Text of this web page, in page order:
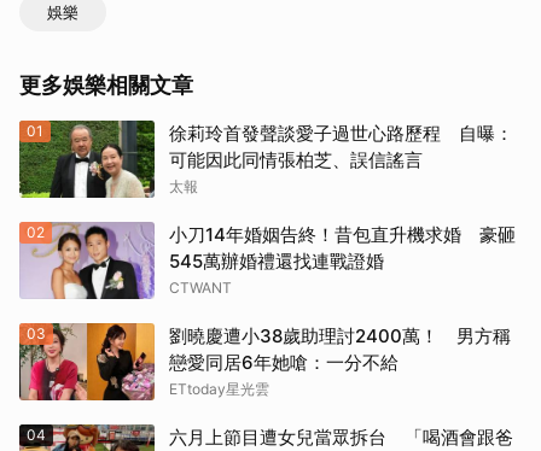
娛樂
更多娛樂相關文章
01
徐莉玲首發聲談愛子過世心路歷程 自曝：
可能因此同情張柏芝、誤信謠言
太報
02
小刀14年婚姻告終！昔包直升機求婚 豪砸
545萬辦婚禮還找連戰證婚
CTWANT
03
劉曉慶遭小38歲助理討2400萬！ 男方稱
戀愛同居6年她嗆：一分不給
ETtoday星光雲
04
六月上節目遭女兒當眾拆台 「喝酒會跟爸